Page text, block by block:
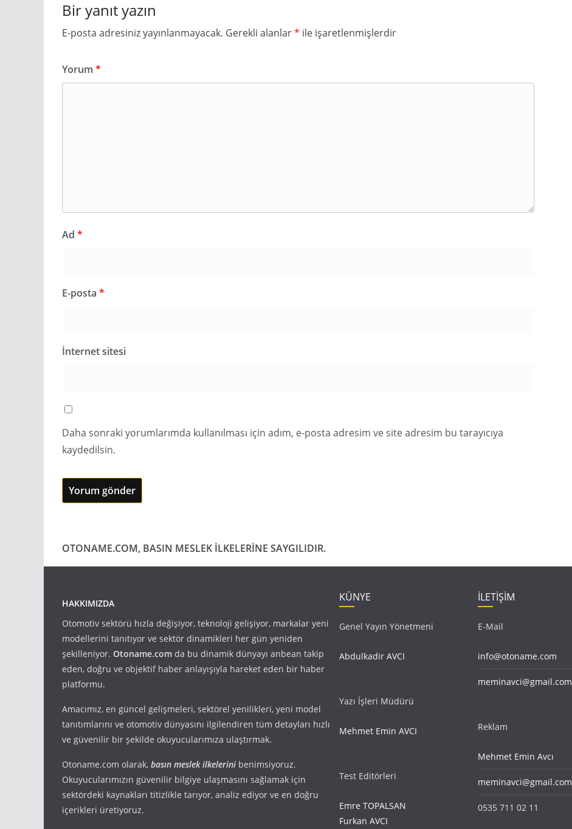
Bir yanıt yazın
E-posta adresiniz yayınlanmayacak. Gerekli alanlar* ile işaretlenmişlerdir
Yorum *
Ad *
E-posta *
İnternet sitesi
Daha sonraki yorumlarımda kullanılması için adım, e-posta adresim ve site adresim bu tarayıcıya
kaydedilsin.
OTONAME.COM, BASIN MESLEK İLKELERİNE SAYGILIDIR.
HAKKIMIZDA
Otomotiv sektörü hızla değişiyor, teknoloji gelişiyor, markalar yeni
modellerini tanıtıyor ve sektör dinamikleri her gün yeniden
şekilleniyor. Otoname.com da bu dinamik dünyayı anbean takip
eden, doğru ve objektif haber anlayışıyla hareket eden bir haber
platformu.
Amacımız, en güncel gelişmeleri, sektörel yenilikleri, yeni model
tanıtımlarını ve otomotiv dünyasını ilgilendiren tüm detayları hızlı
ve güvenilir bir şekilde okuyucularımıza ulaştırmak.
Otoname.com olarak, basın meslek ilkelerini benimsiyoruz.
Okuyucularımızın güvenilir bilgiye ulaşmasını sağlamak için
sektördeki kaynakları titizlikle tarıyor, analiz ediyor ve en doğru
içerikleri üretiyoruz.
KÜNYE
Genel Yayın Yönetmeni
Abdulkadir AVCI
Yazı İşleri Müdürü
Mehmet Emin AVCI
Test Editörleri
Emre TOPALSAN
Furkan AVCI
İLETİŞİM
E-Mail
info@otoname.com
meminavci@gmail.com
Reklam
Mehmet Emin Avcı
meminavci@gmail.com
0535 711 02 11